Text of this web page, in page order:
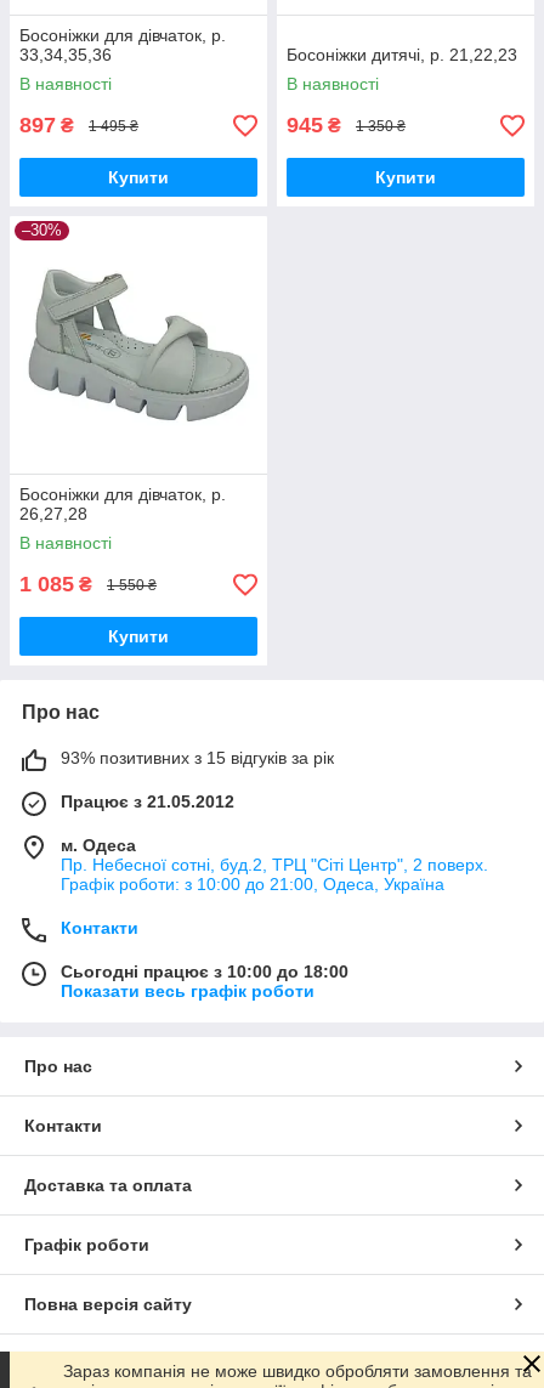
Босоніжки для дівчаток, р.
33,34,35,36
В наявності
897 ₴ 1 495 ₴
Купити
Босоніжки дитячі, р. 21,22,23
В наявності
945 ₴ 1 350 ₴
Купити
–30%
Босоніжки для дівчаток, р.
26,27,28
В наявності
1 085 ₴ 1 550 ₴
Купити
Про нас
93% позитивних з 15 відгуків за рік
Працює з 21.05.2012
м. Одеса
Пр. Небесної сотні, буд.2, ТРЦ "Сіті Центр", 2 поверх.
Графік роботи: з 10:00 до 21:00, Одеса, Україна
Контакти
Сьогодні працює з 10:00 до 18:00
Показати весь графік роботи
Про нас
Контакти
Доставка та оплата
Графік роботи
Повна версія сайту
Сайт створено на маркетплейсіProm.ua
Зараз компанія не може швидко обробляти замовлення та